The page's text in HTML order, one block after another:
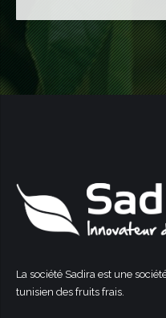
La société Sadira est une
tunisien des fruits frais.